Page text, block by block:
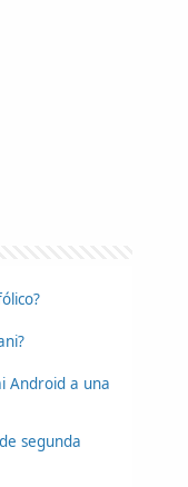
Android a una
segunda